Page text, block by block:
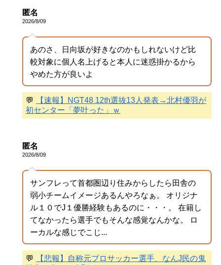
匿名
2026/8/09
あのさ、日向坂が好きなのかもしれないけど比
較対象に個人名上げると本人に迷惑掛かるから
やめた方が良いよ
💬
【速報】NGT48 12th選抜13人発表→北村優羽が
初センター「夢叶った」ｗ
匿名
2026/8/09
サンフレって首都圏辺り住みからしたら田舎の
弱小チームイメージあるんやろなぁ。 オリジナ
ル１０でJ１優勝経験もあるのに・・・。 在籍し
てなかったら選手でもそんな感覚なんかな。 ロ
ーカルな感じでこじ...
💬
【悲報】自称元プロサッカー選手、なんJ民の鬼